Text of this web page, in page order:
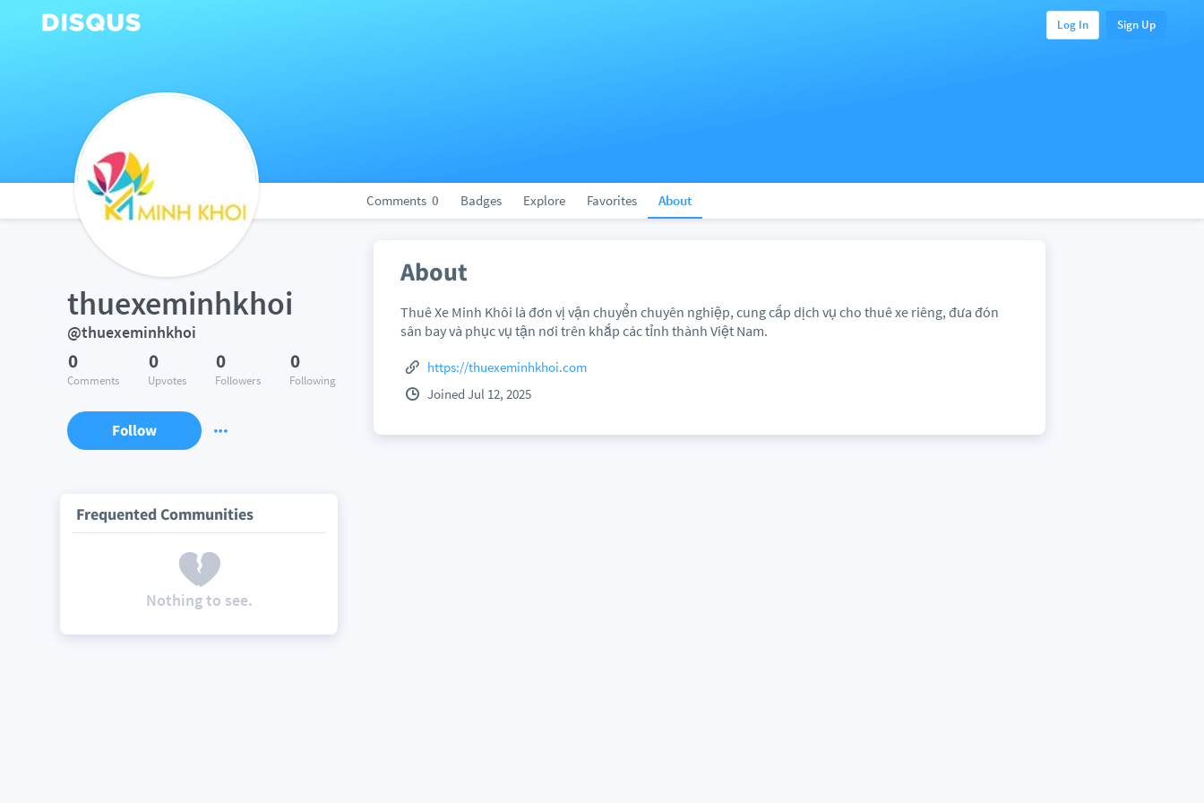
Log In Sign Up
Comments 0 Badges Explore Favorites About
thuexeminhkhoi
@thuexeminhkhoi
0
Comments
0
Upvotes
0
Followers
0
Following
Follow
Frequented Communities
Nothing to see.
About
Thuê Xe Minh Khôi là đơn vị vận chuyển chuyên nghiệp, cung cấp dịch vụ cho thuê xe riêng, đưa đón
sân bay và phục vụ tận nơi trên khắp các tỉnh thành Việt Nam.
https://thuexeminhkhoi.com
Joined Jul 12, 2025